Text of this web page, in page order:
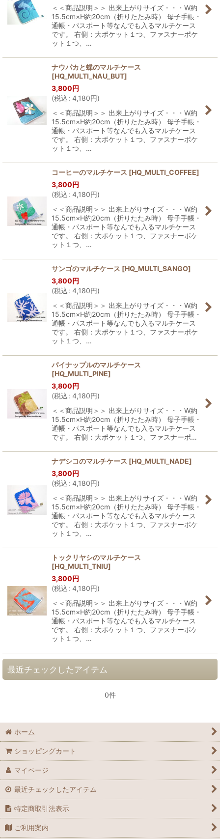
＜＜商品説明＞＞ 出来上がりサイズ・・・W約
15.5cm×H約20cm（折りたたみ時） 母子手帳・
通帳・パスポート等なんでも入るマルチケース
です。 右側：大ポケット１つ、ファスナーポケ
ット１つ、…
ナウパカと蝶のマルチケース
[HQ_MULTI_NAU_BUT]
3,800円
(税込: 4,180円)
＜＜商品説明＞＞ 出来上がりサイズ・・・W約
15.5cm×H約20cm（折りたたみ時） 母子手帳・
通帳・パスポート等なんでも入るマルチケース
です。 右側：大ポケット１つ、ファスナーポケ
ット１つ、…
コーヒーのマルチケース [HQ_MULTI_COFFEE]
3,800円
(税込: 4,180円)
＜＜商品説明＞＞ 出来上がりサイズ・・・W約
15.5cm×H約20cm（折りたたみ時） 母子手帳・
通帳・パスポート等なんでも入るマルチケース
です。 右側：大ポケット１つ、ファスナーポケ
ット１つ、…
サンゴのマルチケース [HQ_MULTI_SANGO]
3,800円
(税込: 4,180円)
＜＜商品説明＞＞ 出来上がりサイズ・・・W約
15.5cm×H約20cm（折りたたみ時） 母子手帳・
通帳・パスポート等なんでも入るマルチケース
です。 右側：大ポケット１つ、ファスナーポケ
ット１つ、…
パイナップルのマルチケース
[HQ_MULTI_PINE]
3,800円
(税込: 4,180円)
＜＜商品説明＞＞ 出来上がりサイズ・・・W約
15.5cm×H約20cm（折りたたみ時） 母子手帳・
通帳・パスポート等なんでも入るマルチケース
です。 右側：大ポケット１つ、ファスナーポ…
ナデシコのマルチケース [HQ_MULTI_NADE]
3,800円
(税込: 4,180円)
＜＜商品説明＞＞ 出来上がりサイズ・・・W約
15.5cm×H約20cm（折りたたみ時） 母子手帳・
通帳・パスポート等なんでも入るマルチケース
です。 右側：大ポケット１つ、ファスナーポケ
ット１つ、…
トックリヤシのマルチケース
[HQ_MULTI_TNIU]
3,800円
(税込: 4,180円)
＜＜商品説明＞＞ 出来上がりサイズ・・・W約
15.5cm×H約20cm（折りたたみ時） 母子手帳・
通帳・パスポート等なんでも入るマルチケース
です。 右側：大ポケット１つ、ファスナーポケ
ット１つ、…
最近チェックしたアイテム
0件
ホーム
ショッピングカート
マイページ
最近チェックしたアイテム
特定商取引法表示
ご利用案内